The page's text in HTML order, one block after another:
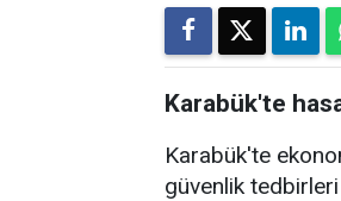
Karabük'te
Karabük'te
güvenlik tedbirleri